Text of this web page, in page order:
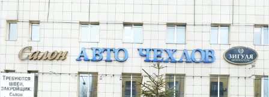
Весной 1945 года союзники арестовали жену бывшего
«Куриного фермера» Маргарит Гиммлер и его 17-
летнюю дочь Гудрун. Пройдя через несколько лагерей
для интернированных лиц, оказавшихся раем в
сравнении с концлагерями, созданными их мужем и
папочкой, уже в конце 1946 года «истинные арийки»